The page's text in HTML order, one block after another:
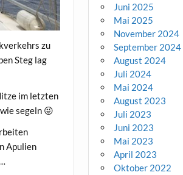
zu
Steg lag
im letzten
segeln 😜
Apulien
Juni 2025
Mai 2025
November 2024
September 2024
August 2024
Juli 2024
Mai 2024
August 2023
Juli 2023
Juni 2023
Mai 2023
April 2023
Oktober 2022